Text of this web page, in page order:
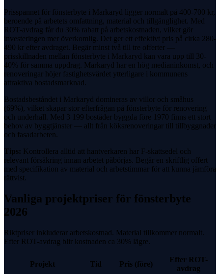
Prisspannet för fönsterbyte i Markaryd ligger normalt på 400-700 kr,
beroende på arbetets omfattning, material och tillgänglighet. Med
ROT-avdrag får du 30% rabatt på arbetskostnaden, vilket gör
investeringen mer överkomlig. Det ger ett effektivt pris på cirka 280-
490 kr efter avdraget. Begär minst två till tre offerter —
prisskillnaden mellan fönsterbyte i Markaryd kan vara upp till 30-
40% för samma uppdrag. Markaryd har en hög medianinkomst, och
renoveringar höjer fastighetsvärdet ytterligare i kommunens
attraktiva bostadsmarknad.
Bostadsbeståndet i Markaryd domineras av villor och småhus
(69%), vilket skapar stor efterfrågan på fönsterbyte för renovering
och underhåll. Med 3 199 bostäder byggda före 1970 finns ett stort
behov av byggtjänster — allt från köksrenoveringar till tillbyggnader
och fasadarbeten.
Tips: Kontrollera alltid att hantverkaren har F-skattsedel och
relevant försäkring innan arbetet påbörjas. Begär en skriftlig offert
med specifikation av material och arbetstimmar för att kunna jämföra
rättvist.
Vanliga projektpriser för fönsterbyte
2026
Riktpriser inkluderar arbetskostnad. Material tillkommer normalt.
Efter ROT-avdrag blir kostnaden ca 30% lägre.
Projekt Tid Pris (före)
Efter ROT-
avdrag